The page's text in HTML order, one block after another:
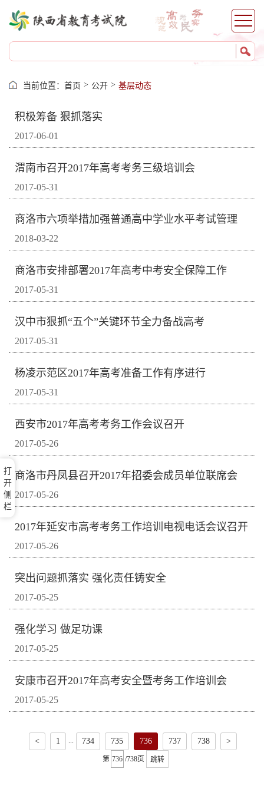
当前位置： 首页 > 公开 > 基层动态
打
开
侧
栏
积极筹备 狠抓落实
2017-06-01
渭南市召开2017年高考考务三级培训会
2017-05-31
商洛市六项举措加强普通高中学业水平考试管理
2018-03-22
商洛市安排部署2017年高考中考安全保障工作
2017-05-31
汉中市狠抓“五个”关键环节全力备战高考
2017-05-31
杨凌示范区2017年高考准备工作有序进行
2017-05-31
西安市2017年高考考务工作会议召开
2017-05-26
商洛市丹凤县召开2017年招委会成员单位联席会
2017-05-26
2017年延安市高考考务工作培训电视电话会议召开
2017-05-26
突出问题抓落实 强化责任铸安全
2017-05-25
强化学习 做足功课
2017-05-25
安康市召开2017年高考安全暨考务工作培训会
2017-05-25
< 1 734 735 736 737 738 >
第 /738页 跳转